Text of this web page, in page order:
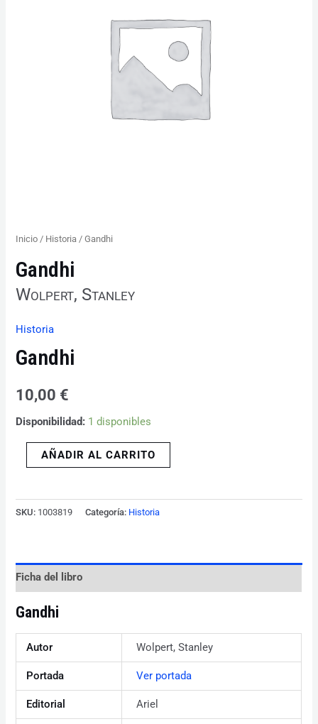
Inicio / Historia / Gandhi
Gandhi
Wolpert, Stanley
Historia
Gandhi
10,00 €
Disponibilidad: 1 disponibles
AÑADIR AL CARRITO
SKU: 1003819 Categoría: Historia
Ficha del libro
Gandhi
Autor Wolpert, Stanley
Portada Ver portada
Editorial Ariel